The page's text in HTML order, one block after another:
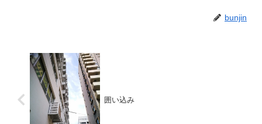
bunjin
囲い込み